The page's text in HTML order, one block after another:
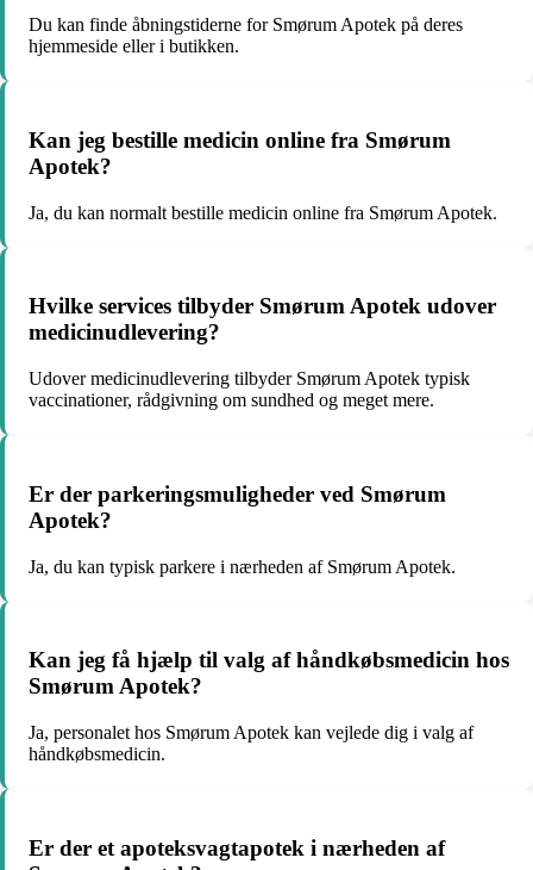
Du kan finde åbningstiderne for Smørum Apotek på deres
hjemmeside eller i butikken.
Kan jeg bestille medicin online fra Smørum
Apotek?
Ja, du kan normalt bestille medicin online fra Smørum Apotek.
Hvilke services tilbyder Smørum Apotek udover
medicinudlevering?
Udover medicinudlevering tilbyder Smørum Apotek typisk
vaccinationer, rådgivning om sundhed og meget mere.
Er der parkeringsmuligheder ved Smørum
Apotek?
Ja, du kan typisk parkere i nærheden af Smørum Apotek.
Kan jeg få hjælp til valg af håndkøbsmedicin hos
Smørum Apotek?
Ja, personalet hos Smørum Apotek kan vejlede dig i valg af
håndkøbsmedicin.
Er der et apoteksvagtapotek i nærheden af